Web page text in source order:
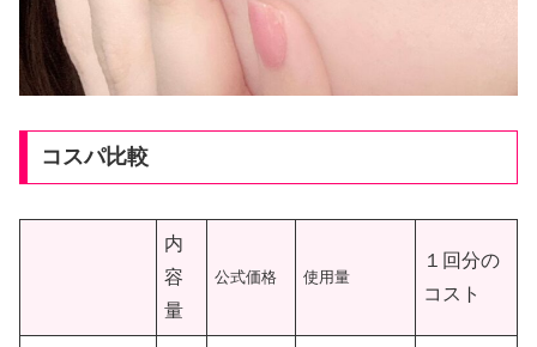
コスパ比較
内
容
量
公式価格 使用量
１回分の
コスト